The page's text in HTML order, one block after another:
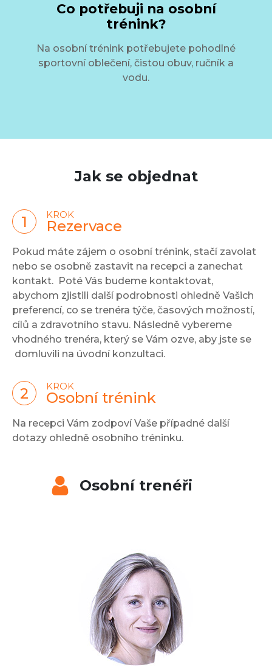
Co potřebuji na osobní
trénink?
Na osobní trénink potřebujete pohodlné
sportovní oblečení, čistou obuv, ručník a
vodu.
Jak se objednat
KROK
Rezervace
Pokud máte zájem o osobní trénink, stačí zavolat
nebo se osobně zastavit na recepci a zanechat
kontakt. Poté Vás budeme kontaktovat,
abychom zjistili další podrobnosti ohledně Vašich
preferencí, co se trenéra týče, časových možností,
cílů a zdravotního stavu. Následně vybereme
vhodného trenéra, který se Vám ozve, aby jste se
domluvili na úvodní konzultaci.
KROK
Osobní trénink
Na recepci Vám zodpoví Vaše případné další
dotazy ohledně osobního tréninku.
Osobní trenéři